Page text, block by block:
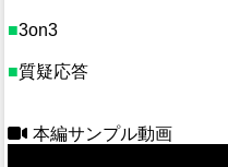
■3on3
■質疑応答
本編サンプル動画